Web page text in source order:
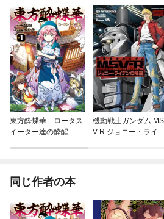
東方酔蝶華 ロータス
イーター達の酔醒
機動戦士ガンダム MS
V-R ジョニー・ライデ
同じ作者の本